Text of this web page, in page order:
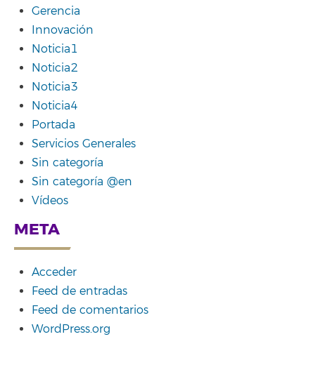
Gerencia
Innovación
Noticia1
Noticia2
Noticia3
Noticia4
Portada
Servicios Generales
Sin categoría
Sin categoría @en
Vídeos
META
Acceder
Feed de entradas
Feed de comentarios
WordPress.org